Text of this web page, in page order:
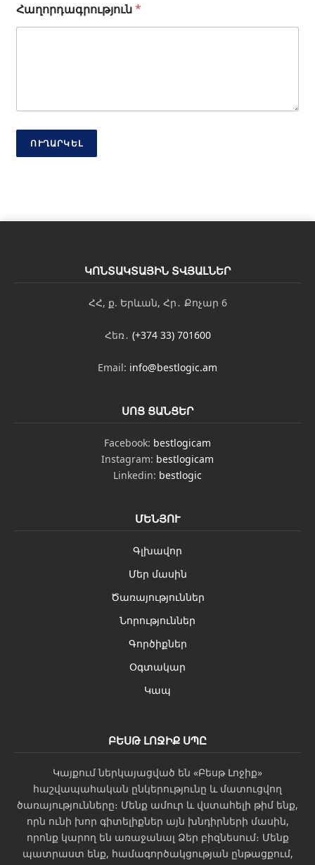
Հաղորդագրություն*
ՈՒՂԱՐԿԵԼ
ԿՈՆՏԱԿՏԱՅԻՆ ՏՎՅԱԼՆԵՐ
ՀՀ, ք. Երևան, Հր․ Քոչար 6
Հեռ․ (+374 33) 701600
Email: info@bestlogic.am
ՍՈՑ ՑԱՆՑԵՐ
Facebook: bestlogicam
Instagram: bestlogicam
Linkedin: bestlogic
ՄԵՆՅՈՒ
Գլխավոր
Մեր մասին
Ծառայություններ
Նորություններ
Գործիքներ
Օգտակար
Կապ
ԲԵՍԹ ԼՈՋԻՔ ՍՊԸ
Կայքում ներկայացված են «Բեսթ Լոջիք»
հաշվապահական ընկերությունը և մատուցվող
ծառայությունները։ Մենք ամուր և վստահելի թիմ ենք,
որն ունի խոր գիտելիքներ այն խնդիրների մասին,
որոնք կարող են առաջանալ Ձեր բիզնեսում։ Մենք
պատրաստ ենք, համագործակցության ընթացքում,